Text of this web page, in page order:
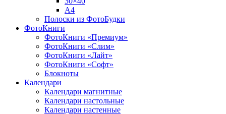
A4
Полоски из ФотоБудки
ФотоКниги
ФотоКниги «Премиум»
ФотоКниги «Слим»
ФотоКниги «Лайт»
ФотоКниги «Софт»
Блокноты
Календари
Календари магнитные
Календари настольные
Календари настенные